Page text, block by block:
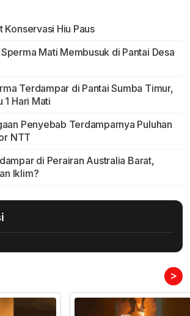
Konservasi Hiu Paus
Mati Membusuk di Pantai Desa
Terdampar di Pantai Sumba Timur,
1 Hari Mati
Penyebab Terdamparnya Puluhan
NTT
di Perairan Australia Barat,
Iklim?
>